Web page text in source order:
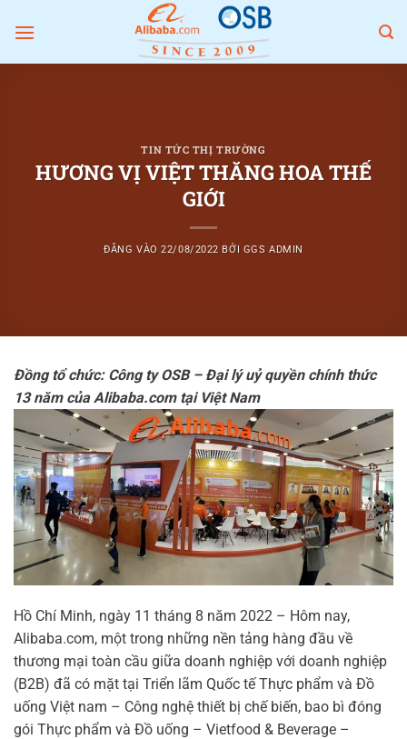
qua
TIN TỨC THỊ TRƯỜNG
HƯƠNG VỊ VIỆT THĂNG HOA THẾ
GIỚI
ĐĂNG VÀO22/08/2022 BỞI GGS ADMIN
Đồng tổ chức: Công ty OSB – Đại lý uỷ quyền chính thức
13 năm của Alibaba.com tại Việt Nam
Hồ Chí Minh, ngày 11 tháng 8 năm 2022 – Hôm nay,
Alibaba.com, một trong những nền tảng hàng đầu về
thương mại toàn cầu giữa doanh nghiệp với doanh nghiệp
(B2B) đã có mặt tại Triển lãm Quốc tế Thực phẩm và Đồ
uống Việt nam – Công nghệ thiết bị chế biến, bao bì đóng
gói Thực phẩm và Đồ uống – Vietfood & Beverage –